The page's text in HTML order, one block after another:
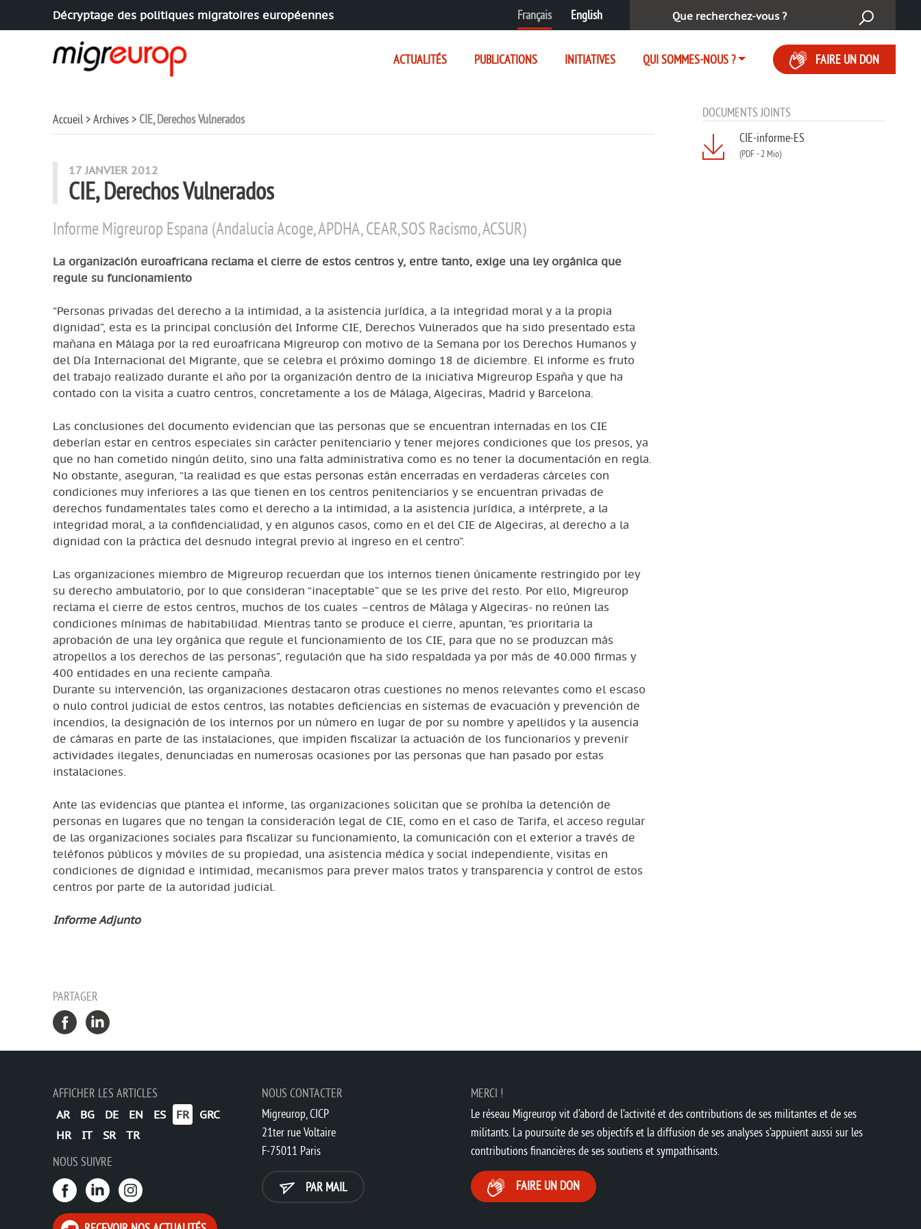
Aller à la navigation
Aller au contenu
Français English
Décryptage des politiques migratoires européennes
ACTUALITÉS PUBLICATIONS INITIATIVES QUI SOMMES-NOUS ? FAIRE UN DON
Rechercher :
Accueil Archives CIE, Derechos Vulnerados
17 JANVIER 2012
CIE, Derechos Vulnerados
Informe Migreurop Espana (Andalucia Acoge, APDHA, CEAR,SOS Racismo, ACSUR)
La organización euroafricana reclama el cierre de estos centros y, entre tanto, exige una ley orgánica que
regule su funcionamiento
“Personas privadas del derecho a la intimidad, a la asistencia jurídica, a la integridad moral y a la propia
dignidad”, esta es la principal conclusión del Informe CIE, Derechos Vulnerados que ha sido presentado esta
mañana en Málaga por la red euroafricana Migreurop con motivo de la Semana por los Derechos Humanos y
del Día Internacional del Migrante, que se celebra el próximo domingo 18 de diciembre. El informe es fruto
del trabajo realizado durante el año por la organización dentro de la iniciativa Migreurop España y que ha
contado con la visita a cuatro centros, concretamente a los de Málaga, Algeciras, Madrid y Barcelona.
Las conclusiones del documento evidencian que las personas que se encuentran internadas en los CIE
deberían estar en centros especiales sin carácter penitenciario y tener mejores condiciones que los presos, ya
que no han cometido ningún delito, sino una falta administrativa como es no tener la documentación en regla.
No obstante, aseguran, “la realidad es que estas personas están encerradas en verdaderas cárceles con
condiciones muy inferiores a las que tienen en los centros penitenciarios y se encuentran privadas de
derechos fundamentales tales como el derecho a la intimidad, a la asistencia jurídica, a intérprete, a la
integridad moral, a la confidencialidad, y en algunos casos, como en el del CIE de Algeciras, al derecho a la
dignidad con la práctica del desnudo integral previo al ingreso en el centro”.
Las organizaciones miembro de Migreurop recuerdan que los internos tienen únicamente restringido por ley
su derecho ambulatorio, por lo que consideran “inaceptable” que se les prive del resto. Por ello, Migreurop
reclama el cierre de estos centros, muchos de los cuales –centros de Málaga y Algeciras- no reúnen las
condiciones mínimas de habitabilidad. Mientras tanto se produce el cierre, apuntan, “es prioritaria la
aprobación de una ley orgánica que regule el funcionamiento de los CIE, para que no se produzcan más
atropellos a los derechos de las personas”, regulación que ha sido respaldada ya por más de 40.000 firmas y
400 entidades en una reciente campaña.
Durante su intervención, las organizaciones destacaron otras cuestiones no menos relevantes como el escaso
o nulo control judicial de estos centros, las notables deficiencias en sistemas de evacuación y prevención de
incendios, la designación de los internos por un número en lugar de por su nombre y apellidos y la ausencia
de cámaras en parte de las instalaciones, que impiden fiscalizar la actuación de los funcionarios y prevenir
actividades ilegales, denunciadas en numerosas ocasiones por las personas que han pasado por estas
instalaciones.
Ante las evidencias que plantea el informe, las organizaciones solicitan que se prohíba la detención de
personas en lugares que no tengan la consideración legal de CIE, como en el caso de Tarifa, el acceso regular
de las organizaciones sociales para fiscalizar su funcionamiento, la comunicación con el exterior a través de
teléfonos públicos y móviles de su propiedad, una asistencia médica y social independiente, visitas en
condiciones de dignidad e intimidad, mecanismos para prever malos tratos y transparencia y control de estos
centros por parte de la autoridad judicial.
Informe Adjunto
PARTAGER
DOCUMENTS JOINTS
CIE-informe-ES
(PDF-2 Mio)
AFFICHER LES ARTICLES
AR BG DE EN ES FR
GRC
HR
IT SR TR
NOUS CONTACTER
Migreurop, CICP
21ter rue Voltaire
F-75011 Paris
PAR MAIL
MERCI !
Le réseau Migreurop vit d’abord de l’activité et des contributions de ses militantes et de ses
militants. La poursuite de ses objectifs et la diffusion de ses analyses s’appuient aussi sur les
contributions financières de ses soutiens et sympathisants.
FAIRE UN DON
NOUS SUIVRE